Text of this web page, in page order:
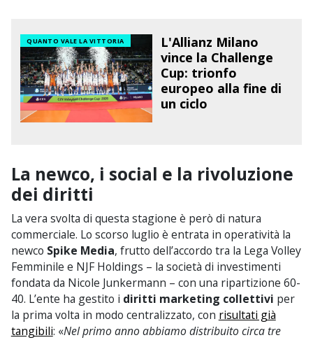
QUANTO VALE LA VITTORIA
L'Allianz Milano
vince la Challenge
Cup: trionfo
europeo alla fine di
un ciclo
La newco, i social e la rivoluzione
dei diritti
La vera svolta di questa stagione è però di natura
commerciale. Lo scorso luglio è entrata in operatività la
newco Spike Media, frutto dell’accordo tra la Lega Volley
Femminile e NJF Holdings – la società di investimenti
fondata da Nicole Junkermann – con una ripartizione 60-
40. L’ente ha gestito i diritti marketing collettivi per
la prima volta in modo centralizzato, con risultati già
tangibili: «Nel primo anno abbiamo distribuito circa tre